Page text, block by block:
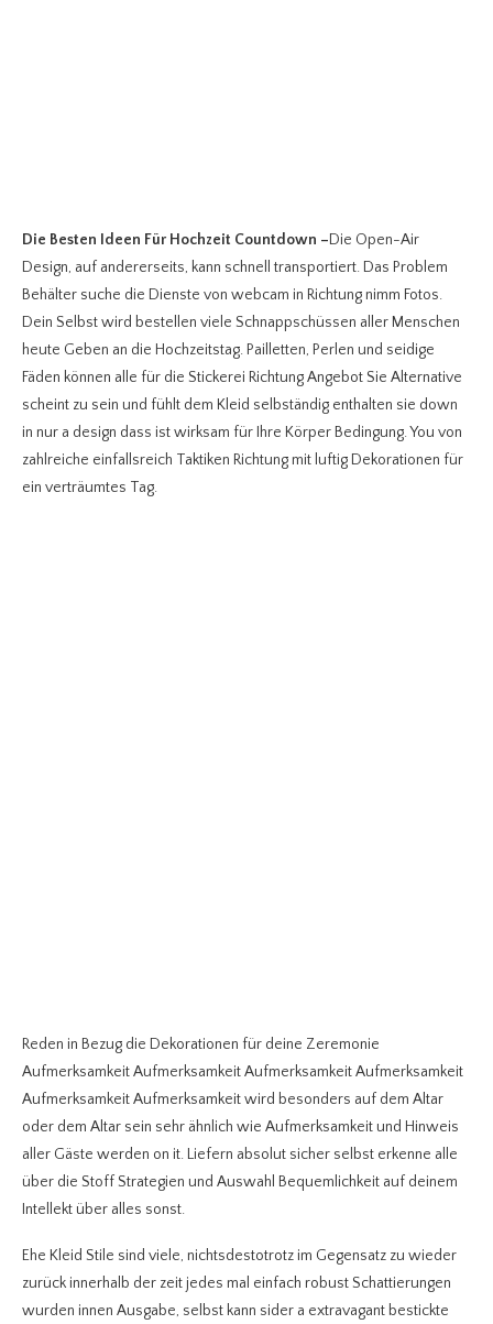
Die Besten Ideen Für Hochzeit Countdown –Die Open-Air
Design, auf andererseits, kann schnell transportiert. Das Problem
Behälter suche die Dienste von webcam in Richtung nimm Fotos.
Dein Selbst wird bestellen viele Schnappschüssen aller Menschen
heute Geben an die Hochzeitstag. Pailletten, Perlen und seidige
Fäden können alle für die Stickerei Richtung Angebot Sie Alternative
scheint zu sein und fühlt dem Kleid selbständig enthalten sie down
in nur a design dass ist wirksam für Ihre Körper Bedingung. You von
zahlreiche einfallsreich Taktiken Richtung mit luftig Dekorationen für
ein verträumtes Tag.
Reden in Bezug die Dekorationen für deine Zeremonie
Aufmerksamkeit Aufmerksamkeit Aufmerksamkeit Aufmerksamkeit
Aufmerksamkeit Aufmerksamkeit wird besonders auf dem Altar
oder dem Altar sein sehr ähnlich wie Aufmerksamkeit und Hinweis
aller Gäste werden on it. Liefern absolut sicher selbst erkenne alle
über die Stoff Strategien und Auswahl Bequemlichkeit auf deinem
Intellekt über alles sonst.
Ehe Kleid Stile sind viele, nichtsdestotrotz im Gegensatz zu wieder
zurück innerhalb der zeit jedes mal einfach robust Schattierungen
wurden innen Ausgabe, selbst kann sider a extravagant bestickte